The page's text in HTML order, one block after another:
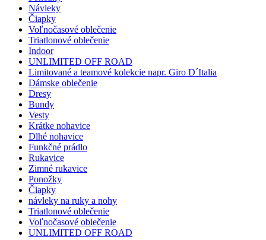
Návleky
Čiapky
Voľnočasové oblečenie
Triatlonové oblečenie
Indoor
UNLIMITED OFF ROAD
Limitované a teamové kolekcie napr. Giro D´Italia
Dámske oblečenie
Dresy
Bundy
Vesty
Krátke nohavice
Dlhé nohavice
Funkčné prádlo
Rukavice
Zimné rukavice
Ponožky
Čiapky
návleky na ruky a nohy
Triatlonové oblečenie
Voľnočasové oblečenie
UNLIMITED OFF ROAD